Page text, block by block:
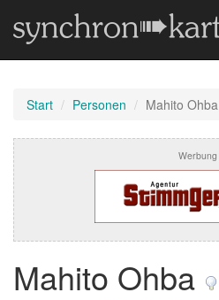
Start Personen Mahito Ohba
Werbung
Mahito Ohba